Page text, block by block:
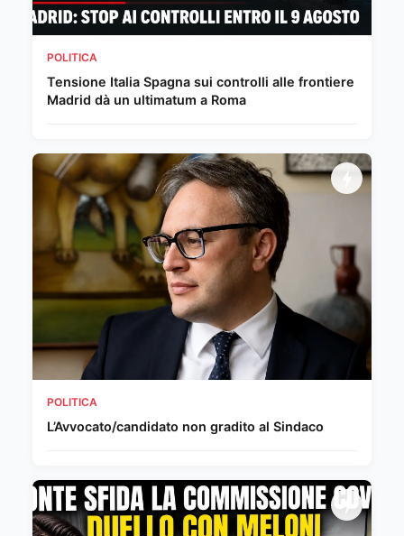
POLITICA
Tensione Italia Spagna sui controlli alle frontiere
Madrid dà un ultimatum a Roma
POLITICA
L’Avvocato/candidato non gradito al Sindaco